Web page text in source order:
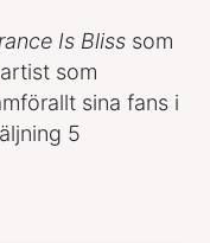
Is Bliss som
som
sina fans i
5